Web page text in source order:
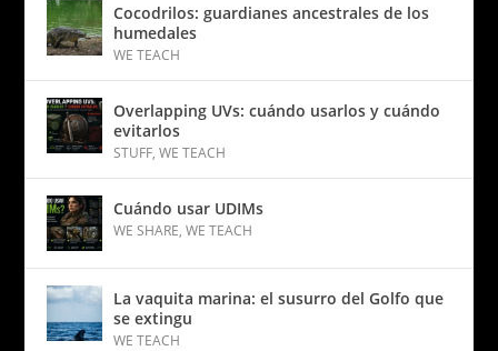
Cocodrilos: guardianes ancestrales de los
humedales
WE TEACH
Overlapping UVs: cuándo usarlos y cuándo
evitarlos
STUFF,WE TEACH
Cuándo usar UDIMs
WE SHARE,WE TEACH
La vaquita marina: el susurro del Golfo que
se extingu
WE TEACH